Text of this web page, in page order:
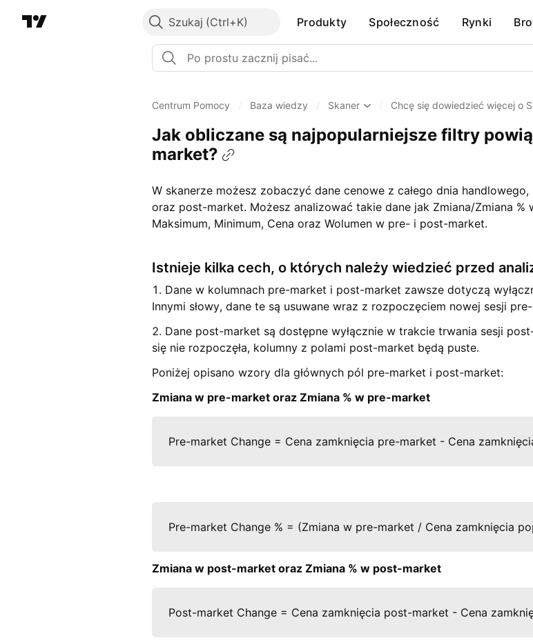
Szukaj Produkty Społeczność Rynki
Centrum Pomocy Baza wiedzy Skaner Chcę się dowiedzieć więcej o
Jak obliczane są najpopularniejsze filtry
market?
W skanerze możesz zobaczyć dane cenowe z całego dnia
oraz post-market. Możesz analizować takie dane jak Zmiana/Zmiana
Maksimum, Minimum, Cena oraz Wolumen w pre- i post-market.
Istnieje kilka cech, o których należy wiedzieć przed
1. Dane w kolumnach pre-market i post-market zawsze dotyczą
Innymi słowy, dane te są usuwane wraz z rozpoczęciem nowej sesji
2. Dane post-market są dostępne wyłącznie w trakcie trwania sesji
się nie rozpoczęła, kolumny z polami post-market będą puste.
Poniżej opisano wzory dla głównych pól pre-market i post-market:
Zmiana w pre-market oraz Zmiana % w pre-market
Pre-market Change = Cena zamknięcia pre-market - Cena
Pre-market Change % = (Zmiana w pre-market / Cena zamknięcia
Zmiana w post-market oraz Zmiana % w post-market
Post-market Change = Cena zamknięcia post-market - Cena